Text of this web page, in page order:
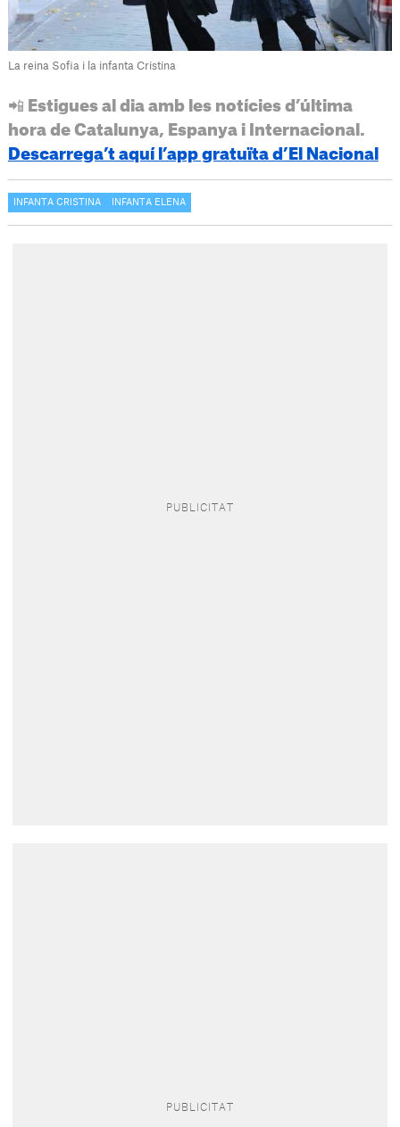
La reina Sofia i la infanta Cristina
📲 Estigues al dia amb les notícies d’última
hora de Catalunya, Espanya i Internacional.
Descarrega’t aquí l’app gratuïta d’El Nacional
INFANTA CRISTINA INFANTA ELENA